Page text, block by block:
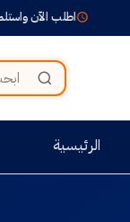
اطلب الآن واستلم خلال 24-
الرئيسية